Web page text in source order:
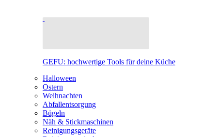
GEFU: hochwertige Tools für deine Küche
Halloween
Ostern
Weihnachten
Abfallentsorgung
Bügeln
Näh & Stickmaschinen
Reinigungsgeräte